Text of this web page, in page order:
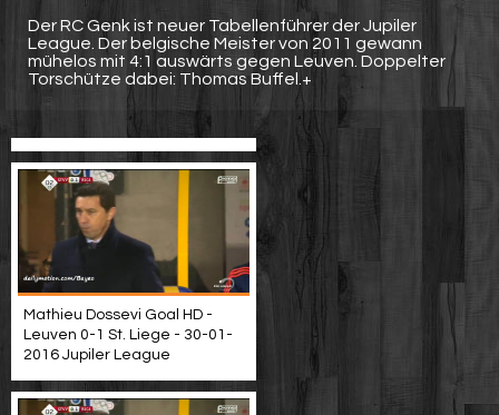
Der RC Genk ist neuer Tabellenführer der Jupiler
League. Der belgische Meister von 2011 gewann
mühelos mit 4:1 auswärts gegen Leuven. Doppelter
Torschütze dabei: Thomas Buffel.+
Mathieu Dossevi Goal HD -
Leuven 0-1 St. Liege - 30-01-
2016 Jupiler League